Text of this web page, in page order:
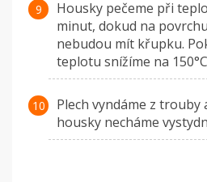
Housky pečeme při
minut, dokud na
nebudou mít křupku.
teplotu snížíme na
Plech vyndáme z
housky necháme